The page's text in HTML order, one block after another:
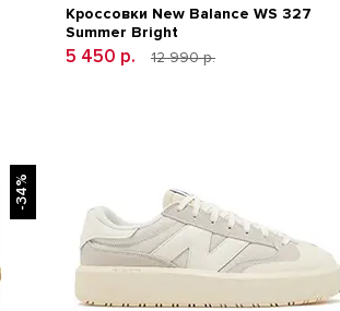
Кроссовки New Balance WS 327
Summer Bright
5 450 р. 12 990 р.
-34%